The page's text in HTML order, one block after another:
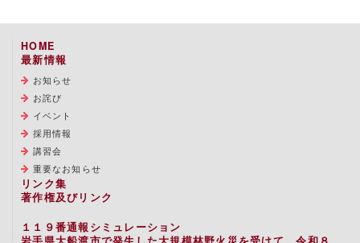
HOME
最新情報
お知らせ
お詫び
イベント
採用情報
講習会
重要なお知らせ
リンク集
著作権及びリンク
１１９番通報シミュレーション